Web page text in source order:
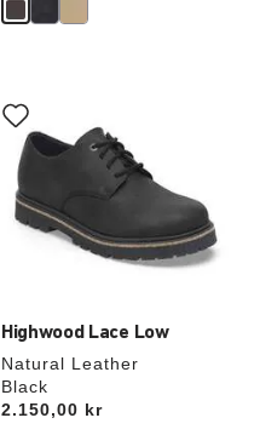
Highwood Lace Low
Natural Leather
Black
Price:
2.150,00 kr
med
provfärger
kommer
uppdatera
produktbilden